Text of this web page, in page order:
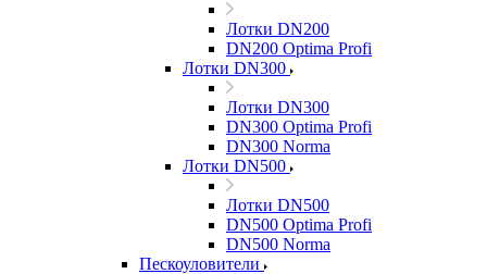
Лотки DN200
DN200 Optima Profi
Лотки DN300
Лотки DN300
DN300 Optima Profi
DN300 Norma
Лотки DN500
Лотки DN500
DN500 Optima Profi
DN500 Norma
Пескоуловители